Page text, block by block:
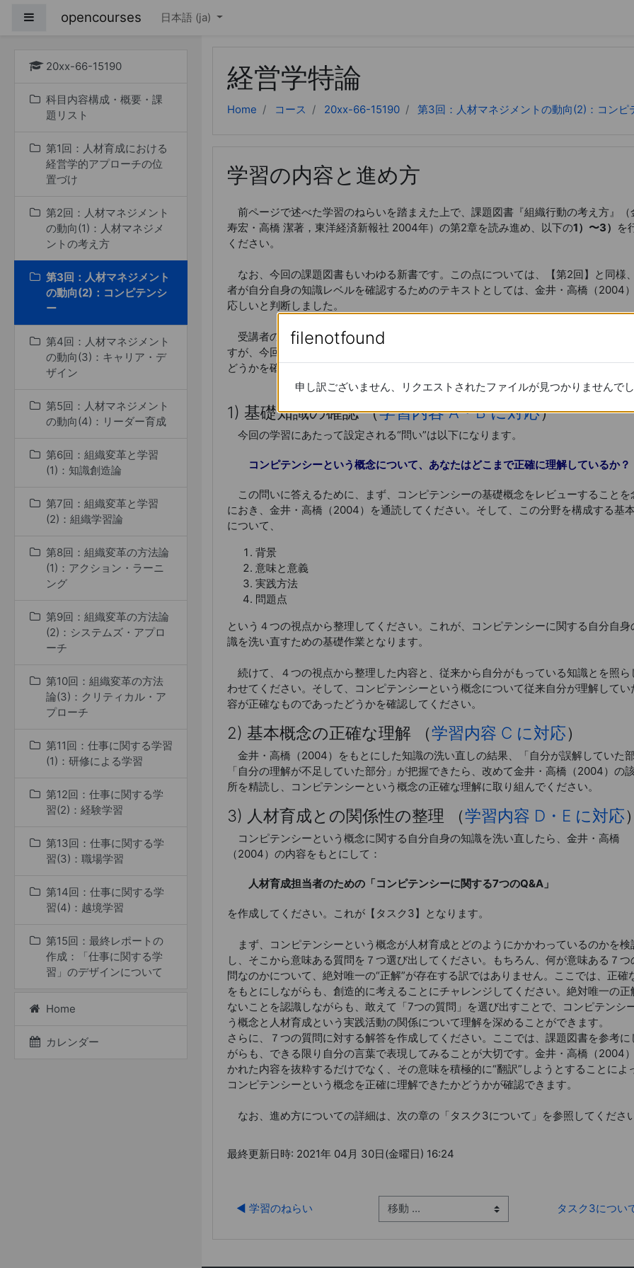
サイドパネル
opencourses 日本語 ‎(ja)‎
20xx-66-15190
科目内容構成・概要・課
題リスト
第1回：人材育成における
経営学的アプローチの位
置づけ
第2回：人材マネジメント
の動向(1)：人材マネジメ
ントの考え方
第3回：人材マネジメント
の動向(2)：コンピテンシ
ー
第4回：人材マネジメント
の動向(3)：キャリア・デ
ザイン
第5回：人材マネジメント
の動向(4)：リーダー育成
第6回：組織変革と学習
(1)：知識創造論
第7回：組織変革と学習
(2)：組織学習論
第8回：組織変革の方法論
(1)：アクション・ラーニ
ング
第9回：組織変革の方法論
(2)：システムズ・アプロ
ーチ
第10回：組織変革の方法
論(3)：クリティカル・ア
プローチ
第11回：仕事に関する学習
(1)：研修による学習
第12回：仕事に関する学
習(2)：経験学習
第13回：仕事に関する学
習(3)：職場学習
第14回：仕事に関する学
習(4)：越境学習
第15回：最終レポートの
作成：「仕事に関する学
習」のデザインについて
Home
カレンダー
経営学特論
Home コース 20xx-66-15190 第3回：人材マネジメントの動向(2)：コンピ
学習の内容と進め方
前ページで述べた学習のねらいを踏まえた上で、課題図書『組織行動の考え方』（
寿宏・高橋 潔著，東洋経済新報社 2004年）の第2章を読み進め、以下の1）〜3） を
ください。
なお、今回の課題図書もいわゆる新書です。この点については、【第2回】と同様
者が自分自身の知識レベルを確認するためのテキストとしては、金井・高橋（2004
応しいと判断しました。
受講者の多くは、コンピテンシーに関する何らかの知識をすでにもっていると思わ
すが、今回の学習のねらいが、自分自身の知識を洗い直し、自分の理解が正確であっ
どうかを確認することにある点を理解した上で、学習に取り組んでください。
1) 基礎知識の確認 （学習内容 A・B に対応）
今回の学習にあたって設定される“問い”は以下になります。
コンピテンシーという概念について、あなたはどこまで正確に理解しているか？
この問いに答えるために、まず、コンピテンシーの基礎概念をレビューすることを
におき、金井・高橋（2004）を通読してください。そして、この分野を構成する基
について、
背景
意味と意義
実践方法
問題点
という４つの視点から整理してください。これが、コンピテンシーに関する自分自身
識を洗い直すための基礎作業となります。
続けて、４つの視点から整理した内容と、従来から自分がもっている知識とを照ら
わせてください。そして、コンピテンシーという概念について従来自分が理解してい
容が正確なものであったどうかを確認してください。
2) 基本概念の正確な理解 （学習内容 C に対応）
金井・高橋（2004）をもとにした知識の洗い直しの結果、「自分が誤解していた部
「自分の理解が不足していた部分」が把握できたら、改めて金井・高橋（2004）の
所を精読し、コンピテンシーという概念の正確な理解に取り組んでください。
3) 人材育成との関係性の整理 （学習内容 D・E に対応）
コンピテンシーという概念に関する自分自身の知識を洗い直したら、金井・高橋
（2004）の内容をもとにして：
人材育成担当者のための「コンピテンシーに関する7つのQ&A」
を作成してください。これが【タスク3】となります。
まず、コンピテンシーという概念が人材育成とどのようにかかわっているのかを検
し、そこから意味ある質問を７つ選び出してください。もちろん、何が意味ある７つ
問なのかについて、絶対唯一の“正解”が存在する訳ではありません。ここでは、正確
をもとにしながらも、創造的に考えることにチャレンジしてください。絶対唯一の正
ないことを認識しながらも、敢えて「7つの質問」を選び出すことで、コンピテンシ
う概念と人材育成という実践活動の関係について理解を深めることができます。
さらに、７つの質問に対する解答を作成してください。ここでは、課題図書を参考に
がらも、できる限り自分の言葉で表現してみることが大切です。金井・高橋（2004
かれた内容を抜粋するだけでなく、その意味を積極的に“翻訳”しようとすることによ
コンピテンシーという概念を正確に理解できたかどうかが確認できます。
なお、進め方についての詳細は、次の章の「タスク3について」を参照してください
最終更新日時: 2021年 04月 30日(金曜日) 16:24
◀︎ 学習のねらい 移動 ... タスク3につい
filenotfound
申し訳ございません、リクエストされたファイルが見つかりませんでし
filenotfound
申し訳ございません、リクエストされたファイルが見つかりませんでし